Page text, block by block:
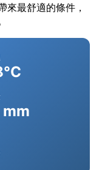
來最舒適的條件，